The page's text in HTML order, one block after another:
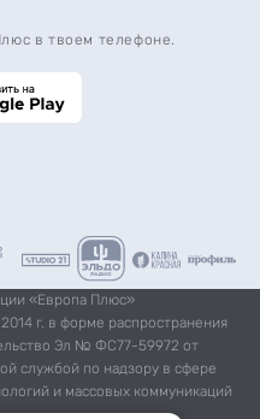
в твоем телефоне.
«Европа Плюс»
г. в форме распространения
Эл № ФС77-59972 от
службой по надзору в сфере
и массовых коммуникаций